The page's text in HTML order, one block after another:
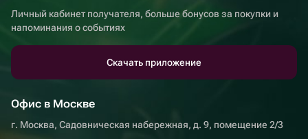
Личный кабинет получателя, больше бонусов за покупки и
напоминания о событиях
Скачать приложение
Офис в Москве
г. Москва, Садовническая набережная, д. 9, помещение 2/3